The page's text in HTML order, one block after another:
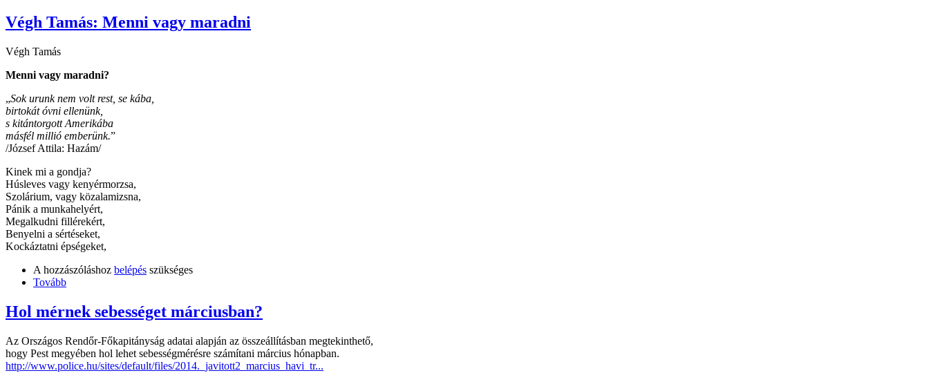
Végh Tamás: Menni vagy maradni
Végh Tamás
Menni vagy maradni?
„Sok urunk nem volt rest, se kába,
birtokát óvni ellenünk,
s kitántorgott Amerikába
másfél millió emberünk.”
/József Attila: Hazám/
Kinek mi a gondja?
Húsleves vagy kenyérmorzsa,
Szolárium, vagy közalamizsna,
Pánik a munkahelyért,
Megalkudni fillérekért,
Benyelni a sértéseket,
Kockáztatni épségeket,
A hozzászóláshoz belépés szükséges
Tovább
Hol mérnek sebességet márciusban?
Az Országos Rendőr-Főkapitányság adatai alapján az összeállításban megtekinthető,
hogy Pest megyében hol lehet sebességmérésre számítani március hónapban.
http://www.police.hu/sites/default/files/2014._javitott2_marcius_havi_tr...